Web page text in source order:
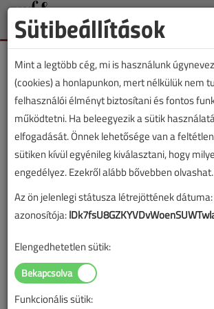
Lapszám:
TARTALOM
Épületgépészet
Programozott
Avagy miért romlik el minden?
2017/7-8. lapszám
Sütibeállítások
Mint a legtöbb cég, mi is használunk
(cookies) a honlapunkon, mert nélkülük nem
felhasználói élményt biztosítani és fontos
működtetni. Ha beleegyezik a sütik
elfogadását. Önnek lehetősége van a
sütiken kívül egyénileg kiválasztani, hogy
engedélyez. Ezekről alább bővebben olvashat.
Az ön jelenlegi státusza létrejöttének dátuma:
azonosítója:
Elengedhetetlen sütik:
Funkcionális sütik: